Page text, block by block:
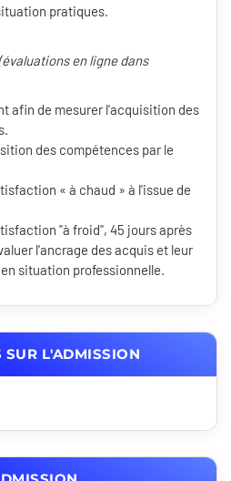
pratiques.
en ligne dans
afin de mesurer l'acquisition des
des compétences par le
« à chaud » à l'issue de
"à froid", 45 jours après
l'ancrage des acquis et leur
situation professionnelle.
SUR L'ADMISSION